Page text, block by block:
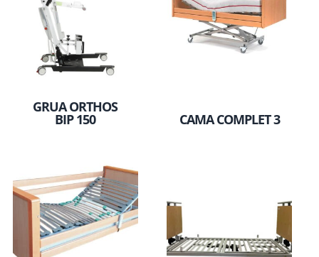
GRUA ORTHOS
BIP 150 CAMA COMPLET 3